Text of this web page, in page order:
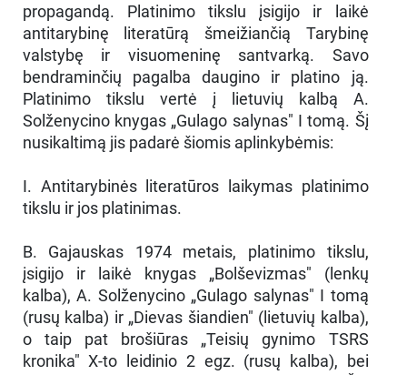
propagandą. Platinimo tikslu įsigijo ir laikė
antitarybinę literatūrą šmeižiančią Tarybinę
valstybę ir visuomeninę santvarką. Savo
bendraminčių pagalba daugino ir platino ją.
Platinimo tikslu vertė į lietuvių kalbą A.
Solženycino knygas „Gulago salynas" I tomą. Šį
nusikaltimą jis padarė šiomis aplinkybėmis:
I. Antitarybinės literatūros laikymas platinimo
tikslu ir jos platinimas.
B. Gajauskas 1974 metais, platinimo tikslu,
įsigijo ir laikė knygas „Bolševizmas" (lenkų
kalba), A. Solženycino „Gulago salynas" I tomą
(rusų kalba) ir „Dievas šiandien" (lietuvių kalba),
o taip pat brošiūras „Teisių gynimo TSRS
kronika" X-to leidinio 2 egz. (rusų kalba), bei